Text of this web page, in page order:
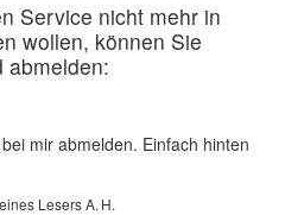
Service nicht mehr in
wollen, können Sie
abmelden:
mir abmelden. Einfach hinten
Lesers A. H.